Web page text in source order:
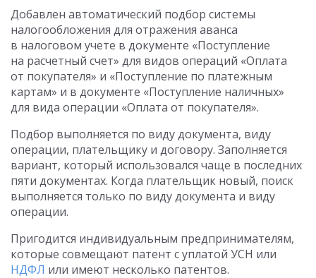
Добавлен автоматический подбор системы
налогообложения для отражения аванса
в налоговом учете в документе «Поступление
на расчетный счет» для видов операций «Оплата
от покупателя» и «Поступление по платежным
картам» и в документе «Поступление наличных»
для вида операции «Оплата от покупателя».
Подбор выполняется по виду документа, виду
операции, плательщику и договору. Заполняется
вариант, который использовался чаще в последних
пяти документах. Когда плательщик новый, поиск
выполняется только по виду документа и виду
операции.
Пригодится индивидуальным предпринимателям,
которые совмещают патент с уплатой УСН или
НДФЛ или имеют несколько патентов.